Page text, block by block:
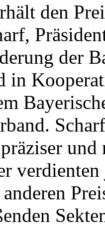
den
der
in
und